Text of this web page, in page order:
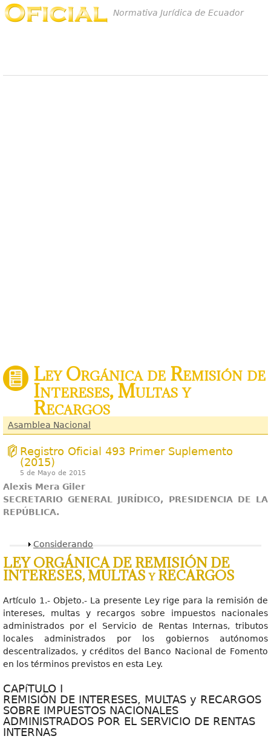
Normativa Jurídica de Ecuador
Ley Orgánica de Remisión de
Intereses, Multas y
Recargos
Asamblea Nacional
Registro Oficial 493 Primer Suplemento
(2015)
5 de Mayo de 2015
Alexis Mera Giler
SECRETARIO GENERAL JURÍDICO, PRESIDENCIA DE LA
REPÚBLICA.
Mostrar
Considerando
LEY ORGÁNICA DE REMISIÓN DE
INTERESES, MULTAS y RECARGOS
Artículo 1.- Objeto.- La presente Ley rige para la remisión de
intereses, multas y recargos sobre impuestos nacionales
administrados por el Servicio de Rentas Internas, tributos
locales administrados por los gobiernos autónomos
descentralizados, y créditos del Banco Nacional de Fomento
en los términos previstos en esta Ley.
CAPíTULO I
REMISIÓN DE INTERESES, MULTAS y RECARGOS
SOBRE IMPUESTOS NACIONALES
ADMINISTRADOS POR EL SERVICIO DE RENTAS
INTERNAS